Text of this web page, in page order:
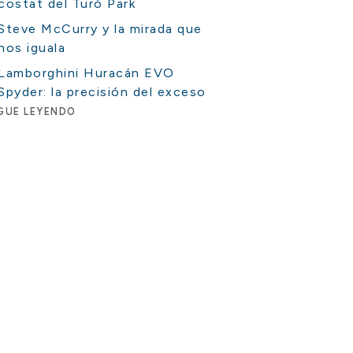
del Turó Park
McCurry y la mirada que
iguala
Huracán EVO
la precisión del exceso
LEYENDO